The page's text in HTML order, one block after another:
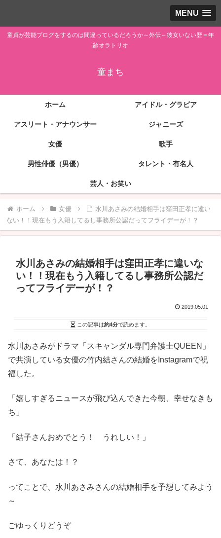
MENU
童貞が芸能ブログをするのは間違っているだろうか～外伝～彼女いない歴＝年
齢オラトリオ
童まち
ホーム アイドル・グラビア
アスリート・アナウンサー ジャニーズ
女優 歌手
男性俳優（男優） タレント・有名人
芸人・お笑い
ホーム 女優
水川あさみの結婚相手は窪田正孝に違い
ない！！現在もう入籍してるし事務所公認だってフライデーが！？
水川あさみの結婚相手は窪田正孝に違いな
い！！現在もう入籍してるし事務所公認だ
ってフライデーが！？
2019.05.01
この記事は約4分で読めます。
水川あさみがドラマ「スキャンダル専門弁護士QUEEN」
で共演している女優の竹内結さんの結婚をInstagramで祝
福した。
「嬉しすぎるニュースが飛び込んできた今朝、幸せなきも
ち」
「結子さんおめでとう！ うれしい！」
さて、あなたは！？
ってことで、水川あさみさんの結婚相手を予想してみよう
～
ごゆっくりどうぞ